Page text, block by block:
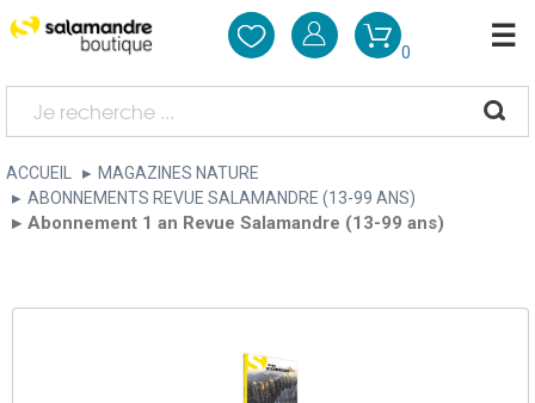
0
ACCUEIL
MAGAZINES NATURE
ABONNEMENTS REVUE SALAMANDRE (13-99 ANS)
Abonnement 1 an Revue Salamandre (13-99 ans)